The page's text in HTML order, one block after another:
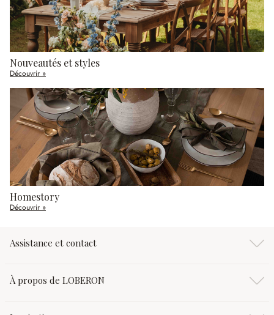
Nouveautés et styles
Découvrir »
Homestory
Découvrir »
Assistance et contact
À propos de LOBERON